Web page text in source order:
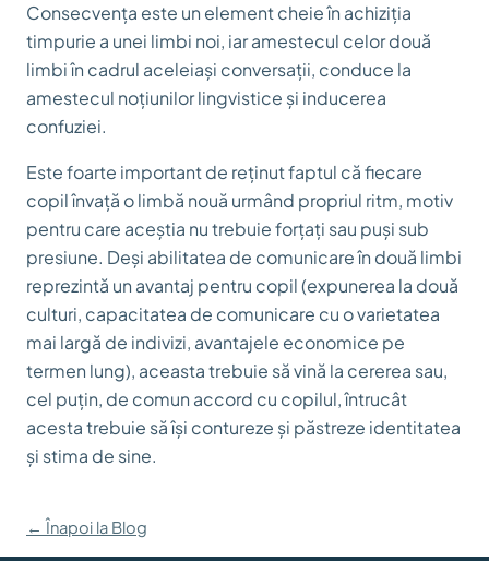
Consecvența este un element cheie în achiziția
timpurie a unei limbi noi, iar amestecul celor două
limbi în cadrul aceleiași conversații, conduce la
amestecul noțiunilor lingvistice și inducerea
confuziei.
Este foarte important de reținut faptul că fiecare
copil învață o limbă nouă urmând propriul ritm, motiv
pentru care aceștia nu trebuie forțați sau puși sub
presiune. Deși abilitatea de comunicare în două limbi
reprezintă un avantaj pentru copil (expunerea la două
culturi, capacitatea de comunicare cu o varietatea
mai largă de indivizi, avantajele economice pe
termen lung), aceasta trebuie să vină la cererea sau,
cel puțin, de comun accord cu copilul, întrucât
acesta trebuie să își contureze și păstreze identitatea
și stima de sine.
← Înapoi la Blog